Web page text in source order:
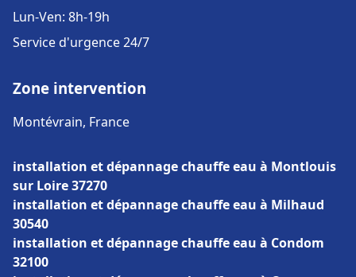
Lun-Ven: 8h-19h
Service d'urgence 24/7
Zone intervention
Montévrain, France
installation et dépannage chauffe eau à Montlouis
sur Loire 37270
installation et dépannage chauffe eau à Milhaud
30540
installation et dépannage chauffe eau à Condom
32100